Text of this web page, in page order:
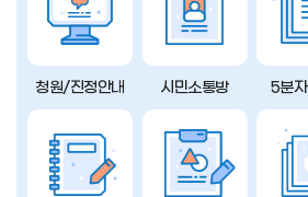
청원/진정안내 시민소통방 5분